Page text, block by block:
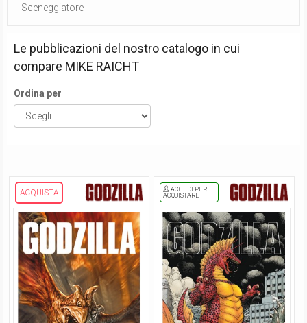
Sceneggiatore
Le pubblicazioni del nostro catalogo in cui
compare MIKE RAICHT
Ordina per
ACQUISTA
ACCEDI PER
ACQUISTARE